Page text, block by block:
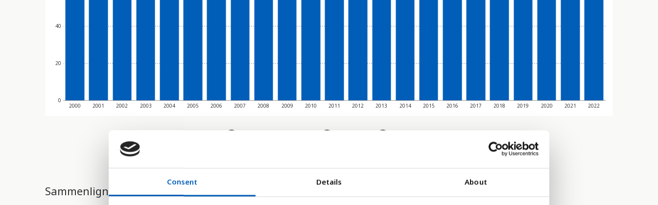
Consent Details About
0
20
40
2000 2001 2002 2003 2004 2005 2006 2007 2008 2009 2010 2011 2012 2013 2014 2015 2016 2017 2018 2019 2020 2021 2022
Sammenligne med: